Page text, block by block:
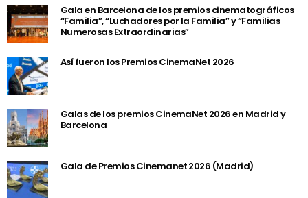
Gala en Barcelona de los premios cinematográficos
“Familia”, “Luchadores por la Familia” y “Familias
Numerosas Extraordinarias”
Así fueron los Premios CinemaNet 2026
Galas de los premios CinemaNet 2026 en Madrid y
Barcelona
Gala de Premios Cinemanet 2026 (Madrid)